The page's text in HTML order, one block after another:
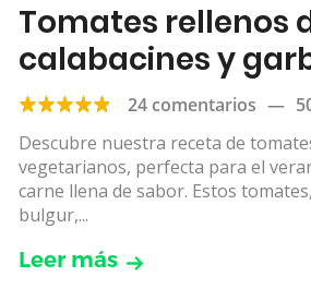
Tomates rellenos
calabacines y
24 comentarios —
Descubre nuestra receta de
vegetarianos, perfecta para el
carne llena de sabor. Estos
bulgur,...
Leer más